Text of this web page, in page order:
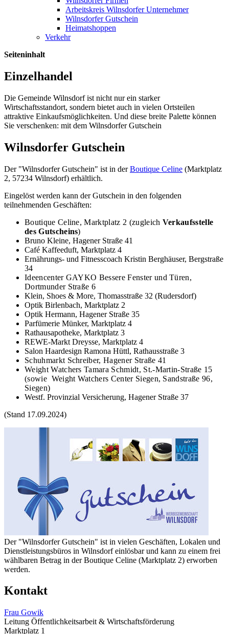
Arbeitskreis Wilnsdorfer Unternehmer
Wilnsdorfer Gutschein
Heimatshoppen
Verkehr
Seiteninhalt
Einzelhandel
Die Gemeinde Wilnsdorf ist nicht nur ein starker
Wirtschaftsstandort, sondern bietet auch in vielen Ortsteilen
attraktive Einkaufsmöglichkeiten. Und diese breite Palette können
Sie verschenken: mit dem Wilnsdorfer Gutschein
Wilnsdorfer Gutschein
Der "Wilnsdorfer Gutschein" ist in derBoutique Celine (Marktplatz
2, 57234 Wilnsdorf) erhältlich.
Eingelöst werden kann der Gutschein in den folgenden
teilnehmenden Geschäften:
Boutique Celine, Marktplatz 2 (zugleich Verkaufsstelle
des Gutscheins)
Bruno Kleine, Hagener Straße 41
Café Kaffeeduft, Marktplatz 4
Ernährungs- und Fitnesscoach Kristin Berghäuser, Bergstraße
34
Ideencenter GAYKO Bessere Fenster und Türen,
Dortmunder Straße 6
Klein, Shoes & More, Thomasstraße 32 (Rudersdorf)
Optik Birlenbach, Marktplatz 2
Optik Hermann, Hagener Straße 35
Parfümerie Münker, Marktplatz 4
Rathausapotheke, Marktplatz 3
REWE-Markt Dreysse, Marktplatz 4
Salon Haardesign Ramona Hüttl, Rathausstraße 3
Schuhmarkt Schreiber, Hagener Straße 41
Weight Watchers Tamara Schmidt, St.-Martin-Straße 15
(sowie Weight Watchers Center Siegen, Sandstraße 96,
Siegen)
Westf. Provinzial Versicherung, Hagener Straße 37
(Stand 17.09.2024)
Der "Wilnsdorfer Gutschein" ist in vielen Geschäften, Lokalen und
Dienstleistungsbüros in Wilnsdorf einlösbar und kann zu einem frei
wählbaren Betrag in der Boutique Celine (Marktplatz 2) erworben
werden.
Kontakt
Frau Gowik
Leitung Öffentlichkeitsarbeit & Wirtschaftsförderung
Marktplatz 1